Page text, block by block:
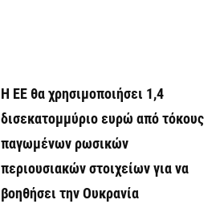
Η ΕΕ θα χρησιμοποιήσει 1,4
δισεκατομμύριο ευρώ από τόκους
παγωμένων ρωσικών
περιουσιακών στοιχείων για να
βοηθήσει την Ουκρανία